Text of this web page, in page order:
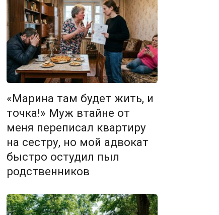
«Марина там будет жить, и
точка!» Муж втайне от
меня переписал квартиру
на сестру, но мой адвокат
быстро остудил пыл
родственников